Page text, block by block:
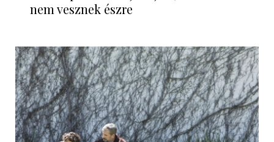
nem vesznek észre